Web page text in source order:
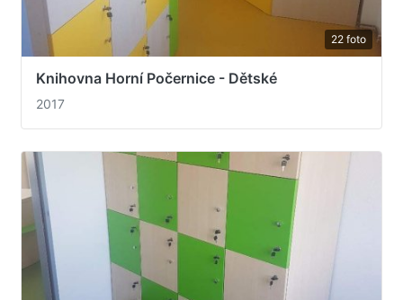
22 foto
Knihovna Horní Počernice - Dětské
2017